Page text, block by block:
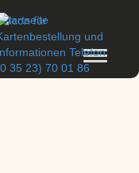
Toggle